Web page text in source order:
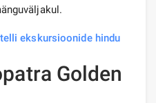
ekskursioonide hindu
Golden